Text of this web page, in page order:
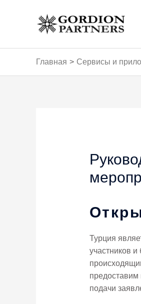
содержимому
Главная Сервисы и
Турция
участников
подачи